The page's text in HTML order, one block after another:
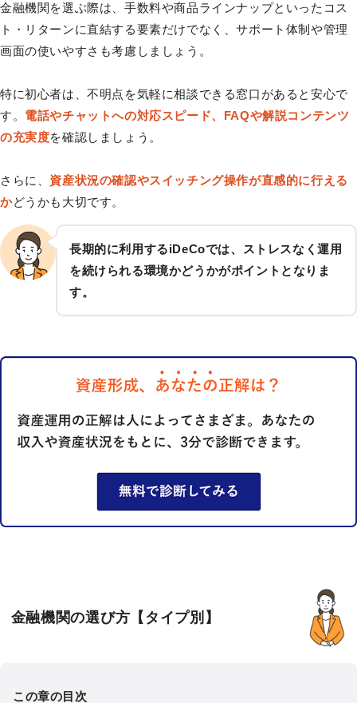
金融機関を選ぶ際は、手数料や商品ラインナップといったコス
ト・リターンに直結する要素だけでなく、サポート体制や管理
画面の使いやすさも考慮しましょう。
特に初心者は、不明点を気軽に相談できる窓口があると安心で
す。 電話やチャットへの対応スピード、FAQや解説コンテンツ
の充実度を確認しましょう。
さらに、 資産状況の確認やスイッチング操作が直感的に行える
かどうかも大切です。
長期的に利用するiDeCoでは、ストレスなく運用
を続けられる環境かどうかがポイントとなりま
す。
金融機関の選び方【タイプ別】
この章の目次